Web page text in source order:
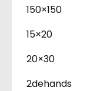
150×150
15×20
20×30
2dehands